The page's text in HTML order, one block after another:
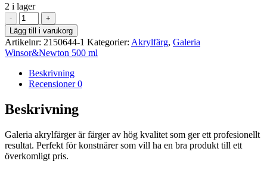
2 i lager
-
Galeria
Mixing
White
mängd
+
Lägg till i varukorg
Artikelnr: 2150644-1 Kategorier: Akrylfärg, Galeria
Winsor&Newton 500 ml
Beskrivning
Recensioner0
Beskrivning
Galeria akrylfärger är färger av hög kvalitet som ger ett profesionellt
resultat. Perfekt för konstnärer som vill ha en bra produkt till ett
överkomligt pris.